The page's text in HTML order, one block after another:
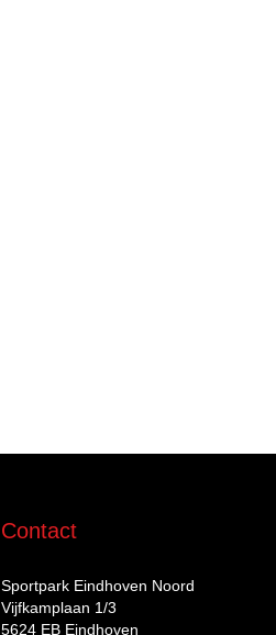
Contact
Sportpark Eindhoven Noord
Vijfkamplaan 1/3
5624 EB Eindhoven